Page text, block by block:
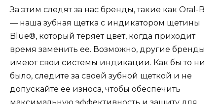
За этим следят за нас бренды, такие как Oral-B
— наша зубная щетка с индикатором щетины
Blue®, который теряет цвет, когда приходит
время заменить ее. Возможно, другие бренды
имеют свои системы индикации. Как бы то ни
было, следите за своей зубной щеткой и не
допускайте ее износа, чтобы обеспечить